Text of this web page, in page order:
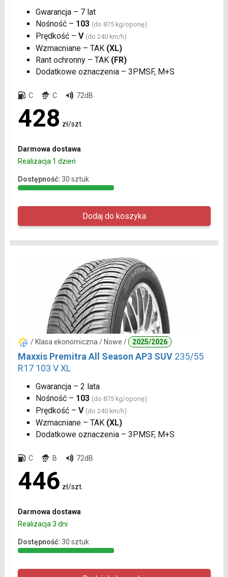
Gwarancja – 7 lat
Nośność – 103 (do 875 kg/oponę)
Prędkość – V (do 240 km/h)
Wzmacniane – TAK (XL)
Rant ochronny – TAK (FR)
Dodatkowe oznaczenia – 3PMSF, M+S
C C 72dB
428 zł/szt.
Darmowa dostawa
Realizacja 1 dzień
Dostępność: 30 sztuk
/ Klasa ekonomiczna / Nowe / 2025/2026
Maxxis Premitra All Season AP3 SUV 235/55
R17 103 V XL
Gwarancja – 2 lata
Nośność – 103 (do 875 kg/oponę)
Prędkość – V (do 240 km/h)
Wzmacniane – TAK (XL)
Dodatkowe oznaczenia – 3PMSF, M+S
C B 72dB
446 zł/szt.
Darmowa dostawa
Realizacja 3 dni
Dostępność: 30 sztuk